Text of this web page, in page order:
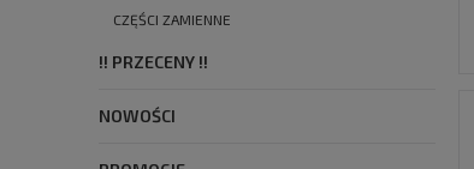
CZĘŚCI ZAMIENNE
!! PRZECENY !!
NOWOŚCI